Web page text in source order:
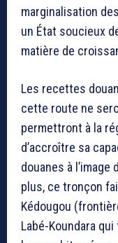
marginalisation
un État soucieux
matière de
Les recettes
cette route ne
permettront à la
d’accroître sa
douanes à l’image
plus, ce tronçon
Kédougou
Labé-Koundara